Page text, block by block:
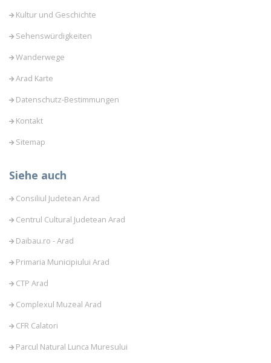
Kultur und Geschichte
Sehenswürdigkeiten
Wanderwege
Arad Karte
Datenschutz-Bestimmungen
Kontakt
Sitemap
Siehe auch
Consiliul Judetean Arad
Centrul Cultural Judetean Arad
Daibau.ro - Arad
Primaria Municipiului Arad
CTP Arad
Complexul Muzeal Arad
CFR Calatori
Parcul Natural Lunca Muresului